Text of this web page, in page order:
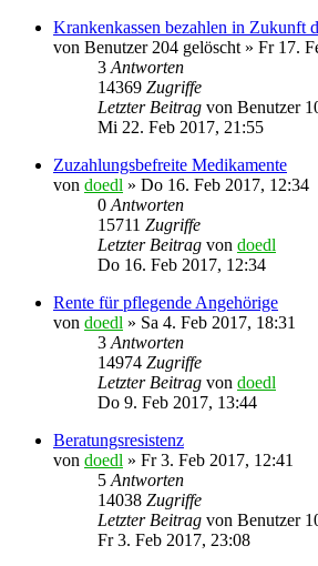
Krankenkassen bezahlen in Zukunft
von Benutzer 204 gelöscht » Fr 17.
3 Antworten
14369 Zugriffe
Letzter Beitrag von Benutzer
Mi 22. Feb 2017, 21:55
Zuzahlungsbefreite Medikamente
von doedl » Do 16. Feb 2017, 12:34
0 Antworten
15711 Zugriffe
Letzter Beitrag von doedl
Do 16. Feb 2017, 12:34
Rente für pflegende Angehörige
von doedl » Sa 4. Feb 2017, 18:31
3 Antworten
14974 Zugriffe
Letzter Beitrag von doedl
Do 9. Feb 2017, 13:44
Beratungsresistenz
von doedl » Fr 3. Feb 2017, 12:41
5 Antworten
14038 Zugriffe
Letzter Beitrag von Benutzer
Fr 3. Feb 2017, 23:08